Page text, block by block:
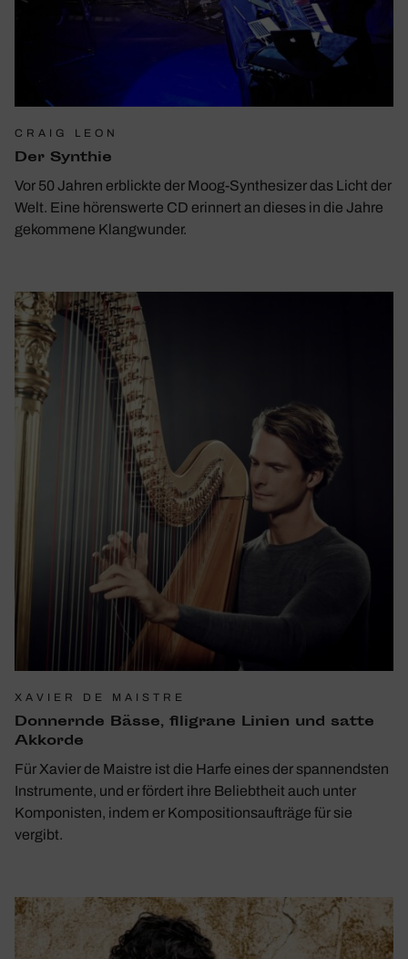
CRAIG LEON
Der Synthie
Vor 50 Jahren erblickte der Moog-Synthesizer das Licht der
Welt. Eine hörenswerte CD erinnert an dieses in die Jahre
gekommene Klangwunder.
XAVIER DE MAISTRE
Donnernde Bässe, fili­grane Linien und satte
Akkorde
Für Xavier de Maistre ist die Harfe eines der spannendsten
Instrumente, und er fördert ihre Beliebtheit auch unter
Komponisten, indem er Kompositionsaufträge für sie
vergibt.